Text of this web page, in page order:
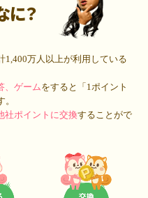
に？
1,400万人 以上が利用している
、ゲームをすると「1ポイント
社ポイントに交換することがで